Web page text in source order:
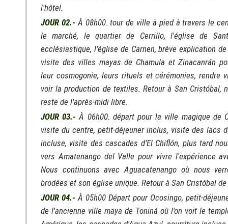
l'hôtel.
JOUR 02.- À 08h00. tour de ville à pied à travers le
le marché, le quartier de Cerrillo, l'église de
ecclésiastique, l'église de Carnen, brève explication
visite des villes mayas de Chamula et Zinacanrán
leur cosmogonie, leurs rituels et cérémonies, rendre
voir la production de textiles. Retour à San Cristóbal,
reste de l'après-midi libre.
JOUR 03.- À 06h00. départ pour la ville magique de
visite du centre, petit-déjeuner inclus, visite des lacs
incluse, visite des cascades d'El Chiflón, plus tard
vers Amatenango del Valle pour vivre l'expérience
Nous continuons avec Aguacatenango où nous
brodées et son église unique. Retour à San Cristóbal
JOUR 04.- À 05h00 Départ pour Ocosingo, petit-
de l'ancienne ville maya de Toniná où l'on voit le